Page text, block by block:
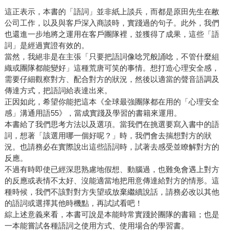
這正表示，本書的「語詞」並非紙上談兵，而都是原田先生在敝
公司工作，以及與客戶深入商談時，實踐過的句子。此外，我們
也還進一步地將之運用在客戶團隊裡，並獲得了成果，這些「語
詞」是經過實證有效的。
當然，我絕非是在主張「只要把語詞像唸咒般誦唸，不管什麼組
織或團隊都能變好」這種荒唐可笑的事情。想打造心理安全感，
需要仔細觀察對方、配合對方的狀況，然後以適當的聲音語調及
傳達方式，把語詞給表達出來。
正因如此，希望你能把這本《全球最強團隊都在用的「心理安全
感」溝通用語55》，當成實踐及學習的書籍來運用。
本書給了我們思考方法以及選項。當我們在挑選要寫入書中的語
詞，想著「該選用哪一個好呢？」時，我們會去揣想對方的狀
況。也請務必在實際說出這些語詞時，試著去感受並瞭解對方的
反應。
不過有時即使已經深思熟慮地假想、動腦過，也難免會遇上對方
的反應或表情不太好、沒能適當地把用意傳達給對方的情形。這
種時候，我們不該對對方失望或放棄繼續說話，請務必改以其他
的語詞或選擇其他時機點，再試試看吧！
綜上述意義來看，本書可說是本能時常實踐於團隊的書籍；也是
一本能嘗試各種語詞之使用方式、使用場合的學習書。